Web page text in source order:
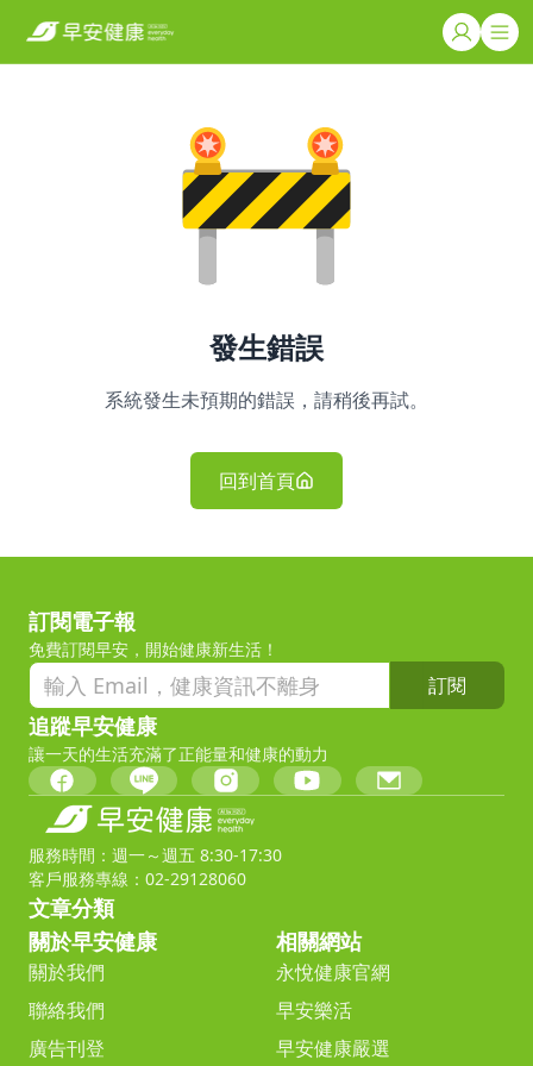
發生錯誤
系統發生未預期的錯誤，請稍後再試。
回到首頁
訂閱電子報
免費訂閱早安，開始健康新生活！
訂閱
追蹤早安健康
讓一天的生活充滿了正能量和健康的動力
服務時間：週一～週五 8:30-17:30
客戶服務專線：02-29128060
文章分類
關於早安健康
關於我們
聯絡我們
廣告刊登
相關網站
永悅健康官網
早安樂活
早安健康嚴選